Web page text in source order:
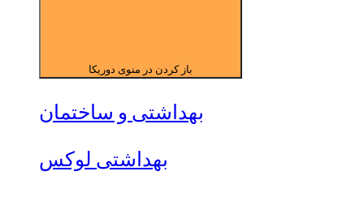
باز کردن در منوی دوریکا
بهداشتی و ساختمان
بهداشتی لوکس